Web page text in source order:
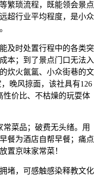
繁琐流程，既能领会景点
超行业平均程度，是小众
时处置行程中的各类突
本；到了景点门口无法入
炊火氤氲、小众街巷的文
晚风掠面，该社具有126
性价比、不枯燥的玩耍体
菜品；破费无头绪。用
餐为酒店自帮早餐；痛点
置京味家常菜！
，可感触感染释教文化